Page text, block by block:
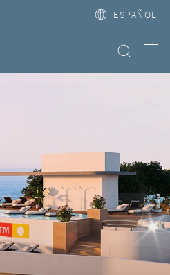
ESPAÑOL